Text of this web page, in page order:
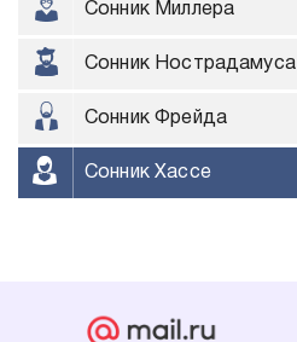
Сонник Миллера
Сонник Нострадамуса
Сонник Фрейда
Сонник Хассе